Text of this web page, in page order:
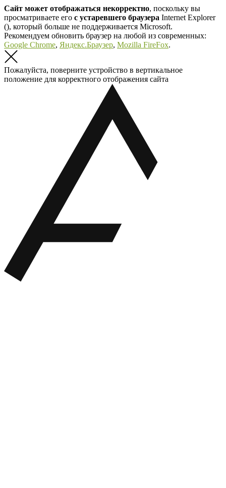
Сайт может отображаться некорректно, поскольку вы
просматриваете его с устаревшего браузера Internet Explorer
(), который больше не поддерживается Microsoft.
Рекомендуем обновить браузер на любой из современных:
Google Chrome, Яндекс.Браузер, Mozilla FireFox.
Пожалуйста, поверните устройство в вертикальное
положение для корректного отображения сайта